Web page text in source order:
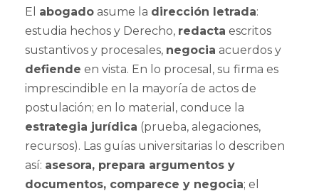
El abogado asume la dirección letrada:
estudia hechos y Derecho, redacta escritos
sustantivos y procesales, negocia acuerdos y
defiende en vista. En lo procesal, su firma es
imprescindible en la mayoría de actos de
postulación; en lo material, conduce la
estrategia jurídica (prueba, alegaciones,
recursos). Las guías universitarias lo describen
así: asesora, prepara argumentos y
documentos, comparece y negocia; el